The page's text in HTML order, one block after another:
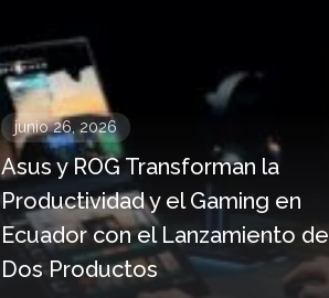
junio 26, 2026
Asus y ROG Transforman la
Productividad y el Gaming en
Ecuador con el Lanzamiento de
Dos Productos